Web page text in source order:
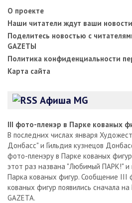
О проекте
Наши читатели ждут ваши новости
Поделитесь новостью с
GAZЕТЫ
Политика конфиденциальности
Карта сайта
Афиша MG
III фото-пленэр в Парке кованых
В последних числах января
Донбасс" и Гильдия кузнецов
фото-пленэру в Парке кованых
этот раз названа "Любимый ПАРК!" и
Парка кованых фигур. Сообщение III
кованых фигур появились сначала
GAZЕТА.